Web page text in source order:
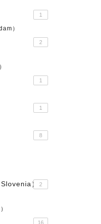
1
）
2
1
1
8
） 2
16